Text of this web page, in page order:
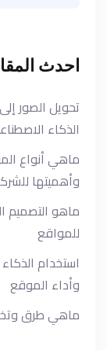
احدث
الذكاء
ماهي أنواع
وأهميتها
للمواقع
استخدام
وأداء الموقع
ماهي طرق